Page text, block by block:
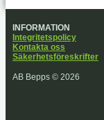
INFORMATION
Integritetspolicy
Kontakta oss
Säkerhetsföreskrifter
AB Bepps © 2026